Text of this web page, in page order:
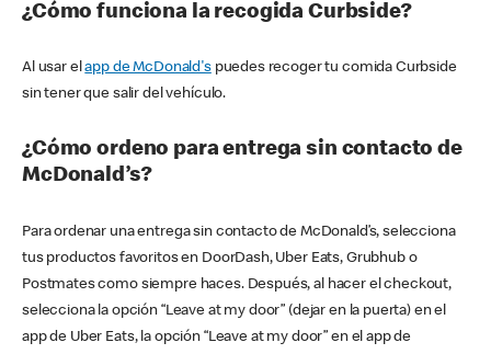
¿Cómo funciona la recogida Curbside?
Al usar elapp de McDonald'spuedes recoger tu comida Curbside
sin tener que salir del vehículo.
¿Cómo ordeno para entrega sin contacto de
McDonald’s?
Para ordenar una entrega sin contacto de McDonald’s, selecciona
tus productos favoritos en DoorDash, Uber Eats, Grubhub o
Postmates como siempre haces. Después, al hacer el checkout,
selecciona la opción “Leave at my door” (dejar en la puerta) en el
app de Uber Eats, la opción “Leave at my door” en el app de